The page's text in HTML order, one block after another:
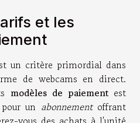
et les
un critère primordial dans
de webcams en direct.
modèles de paiementest
un abonnementoffrant